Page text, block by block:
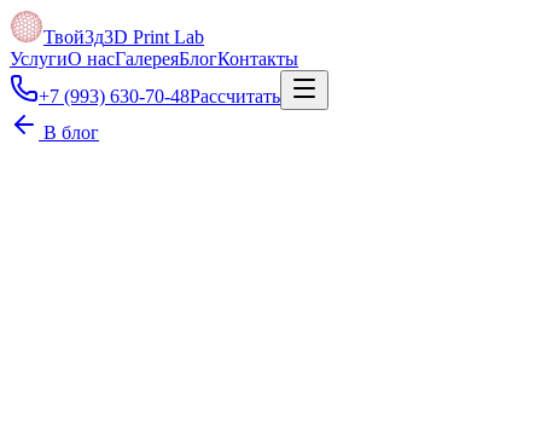
Твой3д3D Print Lab
УслугиО насГалереяБлогКонтакты
+7 (993) 630-70-48Рассчитать
В блог